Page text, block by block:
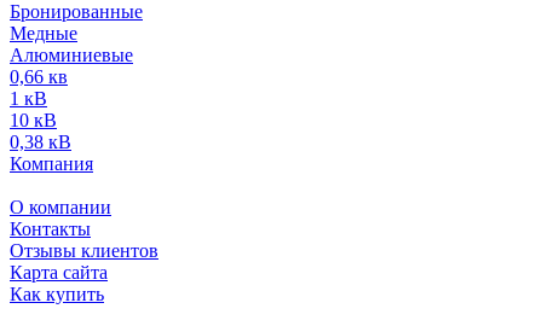
Бронированные
Медные
Алюминиевые
0,66 кв
1 кВ
10 кВ
0,38 кВ
Компания
О компании
Контакты
Отзывы клиентов
Карта сайта
Как купить